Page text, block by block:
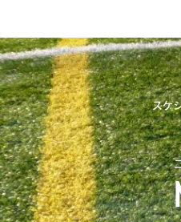
スケ